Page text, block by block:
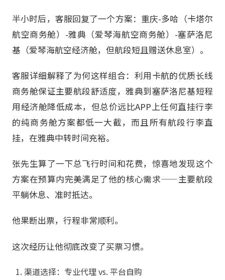
半小时后，客服回复了一个方案：重庆-多哈（卡塔尔
航空商务舱）-雅典（爱琴海航空商务舱）-塞萨洛尼
基（爱琴海航空经济舱，但航段短且赠送休息室）。
客服详细解释了为何这样组合：利用卡航的优质长线
商务舱保证主要航段舒适度，雅典到塞萨洛尼基短程
用经济舱降低成本，但总价远比APP上任何直挂行李
的纯商务舱方案都低一大截，而且所有航段行李直
挂，在雅典中转时间充裕。
张先生算了一下总飞行时间和花费，惊喜地发现这个
方案在预算内完美满足了他的核心需求——主要航段
平躺休息、准时抵达。
他果断出票，行程非常顺利。
这次经历让他彻底改变了买票习惯。
渠道选择：专业代理 vs. 平台自购